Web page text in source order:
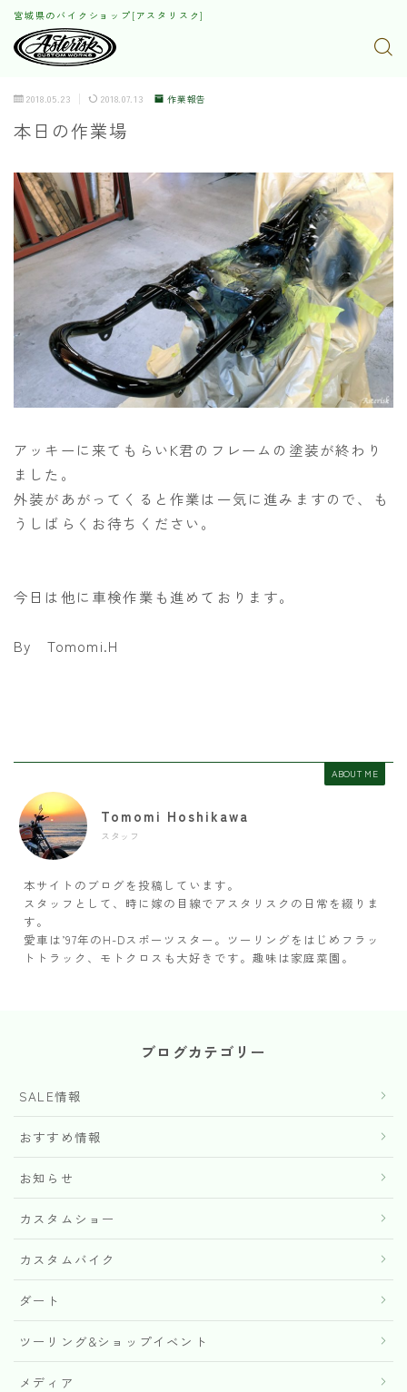
宮城県のバイクショップ[アスタリスク]
2018.05.23 2018.07.13 作業報告
本日の作業場
アッキーに来てもらいK君のフレームの塗装が終わり
ました。
外装があがってくると作業は一気に進みますので、も
うしばらくお待ちください。
今日は他に車検作業も進めております。
By Tomomi.H
ABOUT ME
Tomomi Hoshikawa
スタッフ
本サイトのブログを投稿しています。
スタッフとして、時に嫁の目線でアスタリスクの日常を綴りま
す。
愛車は’97年のH-Dスポーツスター。ツーリングをはじめフラッ
トトラック、モトクロスも大好きです。趣味は家庭菜園。
ブログカテゴリー
SALE情報
おすすめ情報
お知らせ
カスタムショー
カスタムバイク
ダート
ツーリング&ショップイベント
メディア